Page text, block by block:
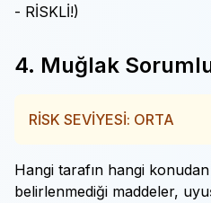
- RİSKLİ!)
4. Muğlak
RİSK SEVİYESİ: ORTA
Hangi tarafın hangi
belirlenmediği maddeler,